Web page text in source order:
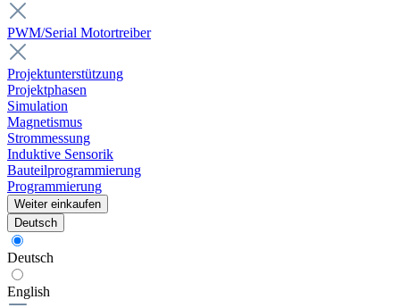
PWM/Serial Motortreiber
Projektunterstützung
Projektphasen
Simulation
Magnetismus
Strommessung
Induktive Sensorik
Bauteilprogrammierung
Programmierung
Weiter einkaufen
Deutsch
Deutsch
English